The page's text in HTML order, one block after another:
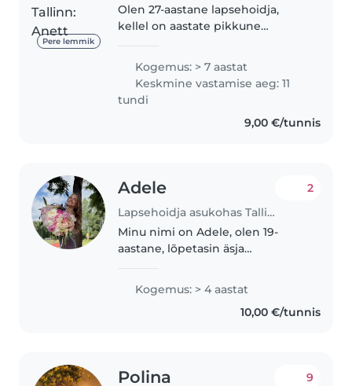
Pere lemmik
Olen 27-aastane lapsehoidja,
kellel on aastate pikkune
lastega töötamisel. Olen
vastutustundlik, sõbralik ja
hooliv. Mulle..
Kogemus: > 7 aastat
Keskmine vastamise aeg: 11
tundi
9,00 €/tunnis
Adele
Lapsehoidja asukohas Tallinn
2
Minu nimi on Adele, olen 19-
aastane, lõpetasin äsja
erialal. Oman kogemust väikeste
lastega, olen hoidnud vanema õe
Kogemus: > 4 aastat
10,00 €/tunnis
Polina 9